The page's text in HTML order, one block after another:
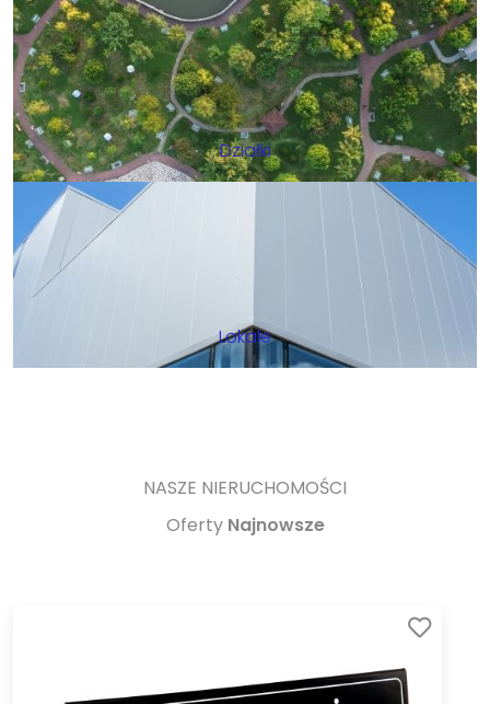
Działki
Lokale
NASZE NIERUCHOMOŚCI
Oferty Najnowsze